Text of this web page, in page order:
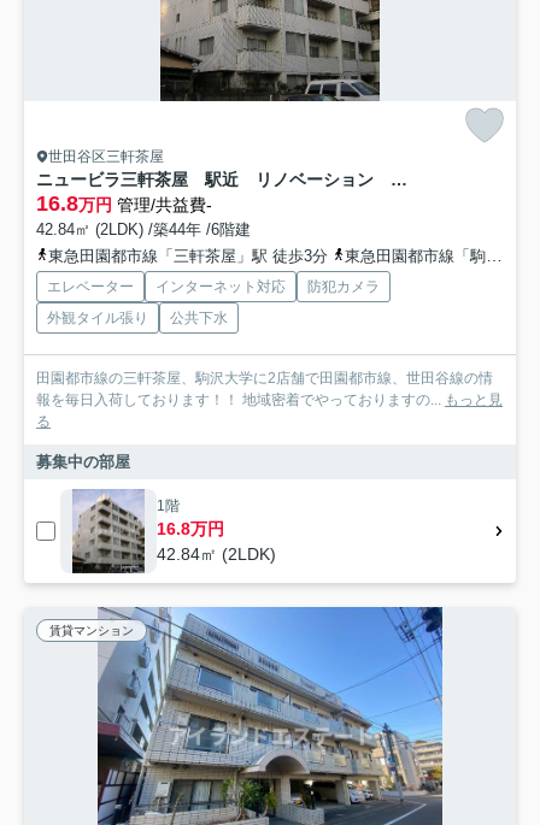
世田谷区三軒茶屋
ニュービラ三軒茶屋 駅近 リノベーション エアコン全室
16.8万円 管理/共益費-
42.84㎡ (2LDK) /築44年 /6階建
東急田園都市線「三軒茶屋」駅 徒歩3分
東急田園都市線「駒沢大学」駅 徒歩18分
エレベーター インターネット対応
防犯カメラ
外観タイル張り
公共下水
田園都市線の三軒茶屋、駒沢大学に2店舗で田園都市線、世田谷線の情
報を毎日入荷しております！！ 地域密着でやっておりますの... もっと見
る
募集中の部屋
1階
16.8万円
42.84㎡ (2LDK)
賃貸マンション